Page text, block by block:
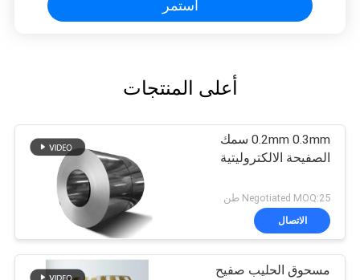
استمر
أعلى المنتجات
0.2mm 0.3mm سمك
الصفيحة الالكتروليتية
Negotiated MOQ:25 طن
الاتصال
مسحوق الحليب صفيح